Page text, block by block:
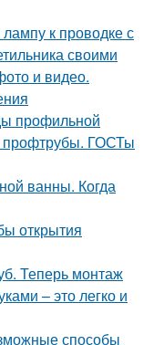
к проводке с
своими
и видео.
профильной
профтрубы. ГОСТы
ванны. Когда
открытия
Теперь монтаж
– это легко и
способы